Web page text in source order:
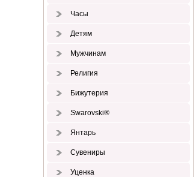
Часы
Детям
Мужчинам
Религия
Бижутерия
Swarovski®
Янтарь
Сувениры
Уценка